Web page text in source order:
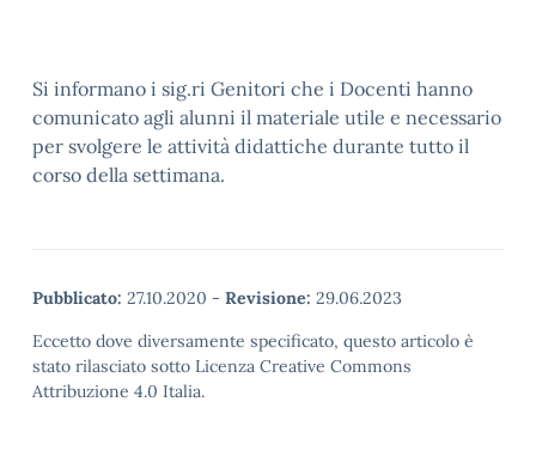
Si informano i sig.ri Genitori che i Docenti hanno
comunicato agli alunni il materiale utile e necessario
per svolgere le attività didattiche durante tutto il
corso della settimana.
Pubblicato: 27.10.2020 - Revisione: 29.06.2023
Eccetto dove diversamente specificato, questo articolo è
stato rilasciato sotto Licenza Creative Commons
Attribuzione 4.0 Italia.